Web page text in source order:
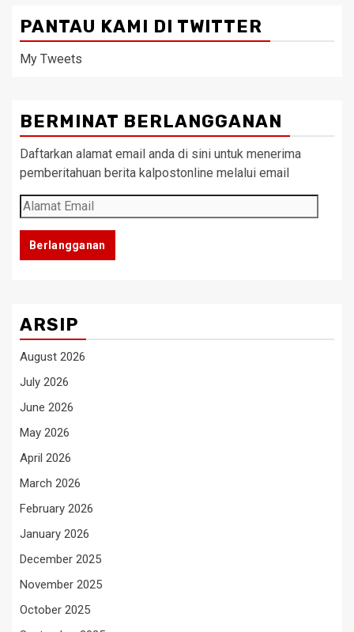
PANTAU KAMI DI TWITTER
My Tweets
BERMINAT BERLANGGANAN
Daftarkan alamat email anda di sini untuk menerima
pemberitahuan berita kalpostonline melalui email
Alamat
Email
Berlangganan
ARSIP
August 2026
July 2026
June 2026
May 2026
April 2026
March 2026
February 2026
January 2026
December 2025
November 2025
October 2025